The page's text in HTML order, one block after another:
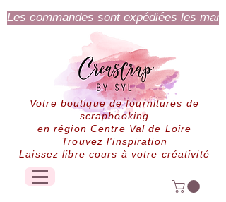
Les commandes sont expédiées les
Votre boutique de fournitures de
scrapbooking
en région Centre Val de Loire
Trouvez l'inspiration
Laissez libre cours à votre créativité